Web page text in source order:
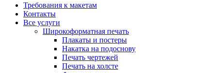
Требования к макетам
Контакты
Все услуги
Широкоформатная печать
Плакаты и постеры
Накатка на подоснову
Печать чертежей
Печать на холсте